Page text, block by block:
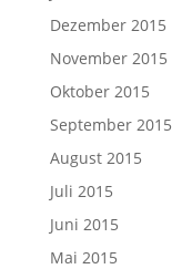
Dezember 2015
November 2015
Oktober 2015
September 2015
August 2015
Juli 2015
Juni 2015
Mai 2015